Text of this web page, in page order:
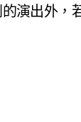
演出外，